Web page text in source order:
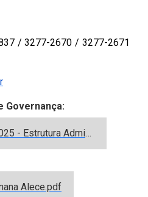
/ 3277-2670 / 3277-2671
Governança:
Resolução 780-2025 - Estrutura Administrativa 2026.pdf
Alece.pdf